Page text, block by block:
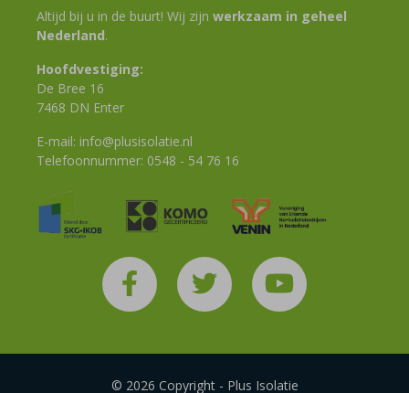
Altijd bij u in de buurt! Wij zijn werkzaam in geheel
Nederland.
Hoofdvestiging:
De Bree 16
7468 DN Enter
E-mail: info@plusisolatie.nl
Telefoonnummer: 0548 - 54 76 16
© 2026 Copyright - Plus Isolatie